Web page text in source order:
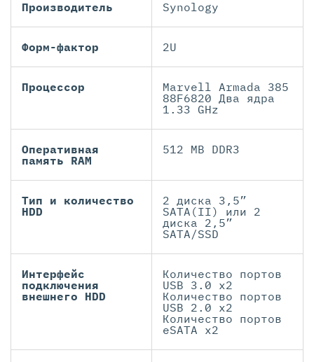
Производитель Synology
Форм-фактор 2U
Процессор
Marvell Armada 385
88F6820 Два ядра
1.33 GHz
Оперативная
память RAM
512 MB DDR3
Тип и количество
HDD
2 диска 3,5”
SATA(II) или 2
диска 2,5”
SATA/SSD
Интерфейс
подключения
внешнего HDD
Количество портов
USB 3.0 x2
Количество портов
USB 2.0 x2
Количество портов
eSATA х2